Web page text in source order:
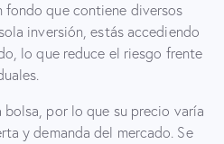
que contiene diversos
inversión, estás accediendo
lo que reduce el riesgo frente
por lo que su precio varía
y demanda del mercado. Se